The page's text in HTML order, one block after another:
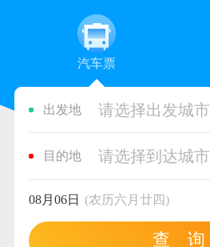
汽车票
出发地 请选择出发城
目的地 请选择到达城
08月06日 (农历六月廿四)
查 询